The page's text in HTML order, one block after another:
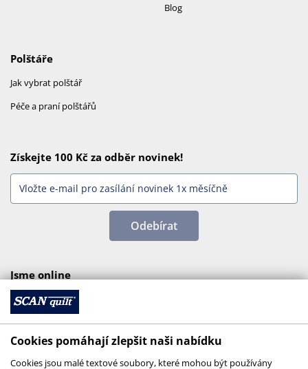
Blog
Polštáře
Jak vybrat polštář
Péče a praní polštářů
Získejte 100 Kč za odběr novinek!
Odebírat
Jsme online
Cookies pomáhají zlepšit naši nabídku
Cookies jsou malé textové soubory, které mohou být používány